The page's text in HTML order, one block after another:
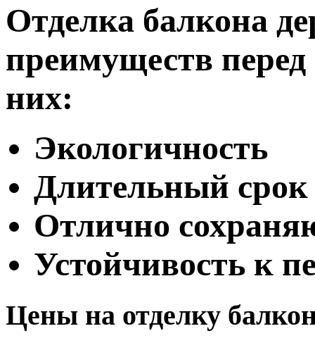
Отделка балкона
преимуществ
них:
Экологичность
Длительный срок
Отлично
Устойчивость к
Цены на отделку